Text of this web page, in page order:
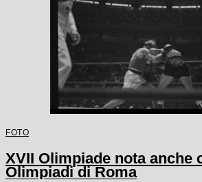
FOTO
XVII Olimpiade nota anche
Olimpiadi di Roma